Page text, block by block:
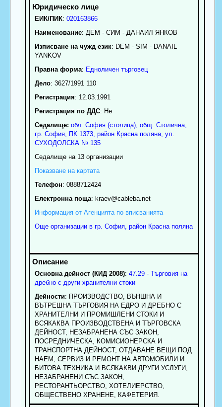
ЕИК/ПИК: 020163866
Наименование: ДЕМ - СИМ - ДАНАИЛ ЯНКОВ
Изписване на чужд език: DEM - SIM - DANAIL
YANKOV
Правна форма: Едноличен търговец
Дело: 3627/1991 110
Регистрация: 12.03.1991
Регистрация по ДДС: Нe
Седалище: обл. София (столица), общ. Столична,
гр. София, ПК 1373, район Красна поляна, ул.
СУХОДОЛСКА № 135
Седалище на 13 организации
Показване на картата
Телефон: 0888712424
Електронна поща: kraev@cableba.net
Информация от Агенцията по вписванията
Още организации в гр. София, район Красна поляна
Основна дейност (КИД 2008): 47.29 - Търговия на
дребно с други хранителни стоки
Дейности: ПРОИЗВОДСТВО, ВЪНШНА И
ВЪТРЕШНА ТЪРГОВИЯ НА ЕДРО И ДРЕБНО С
ХРАНИТЕЛНИ И ПРОМИШЛЕНИ СТОКИ И
ВСЯКАКВА ПРОИЗВОДСТВЕНА И ТЪРГОВСКА
ДЕЙНОСТ, НЕЗАБРАНЕНА СЪС ЗАКОН,
ПОСРЕДНИЧЕСКА, КОМИСИОНЕРСКА И
ТРАНСПОРТНА ДЕЙНОСТ, ОТДАВАНЕ ВЕЩИ ПОД
НАЕМ, СЕРВИЗ И РЕМОНТ НА АВТОМОБИЛИ И
БИТОВА ТЕХНИКА И ВСЯКАКВИ ДРУГИ УСЛУГИ,
НЕЗАБРАНЕНИ СЪС ЗАКОН,
РЕСТОРАНТЬОРСТВО, ХОТЕЛИЕРСТВО,
ОБЩЕСТВЕНО ХРАНЕНЕ, КАФЕТЕРИЯ.